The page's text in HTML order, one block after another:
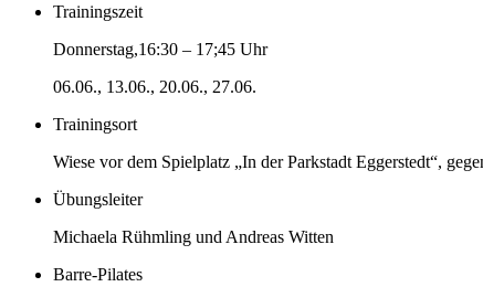
Trainingszeit
Donnerstag,16:30 – 17;45 Uhr
06.06., 13.06., 20.06., 27.06.
Trainingsort
Wiese vor dem Spielplatz „In der Parkstadt Eggerstedt“,
Übungsleiter
Michaela Rühmling und Andreas Witten
Barre-Pilates